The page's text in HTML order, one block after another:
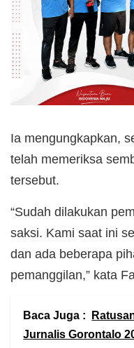
Ia mengungkapkan,
telah memeriksa
tersebut.
“Sudah dilakukan
saksi. Kami saat ini
dan ada beberapa
pemanggilan,” kata
Baca Juga :
Jurnalis Gorontalo